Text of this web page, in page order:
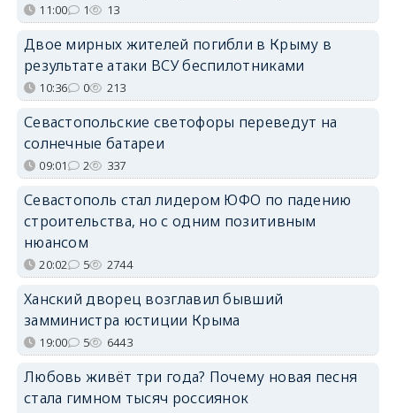
11:00 1 13
Двое мирных жителей погибли в Крыму в
результате атаки ВСУ беспилотниками
10:36 0 213
Севастопольские светофоры переведут на
солнечные батареи
09:01 2 337
Севастополь стал лидером ЮФО по падению
строительства, но с одним позитивным
нюансом
20:02 5 2744
Ханский дворец возглавил бывший
замминистра юстиции Крыма
19:00 5 6443
Любовь живёт три года? Почему новая песня
стала гимном тысяч россиянок